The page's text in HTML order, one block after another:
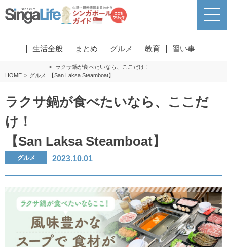
生活全般 まとめ グルメ 教育 習い事
HOME グルメ
ラクサ鍋が食べたいなら、ここだけ！
【San Laksa Steamboat】
ラクサ鍋が食べたいなら、ここだ
け！
【San Laksa Steamboat】
グルメ 2023.10.01